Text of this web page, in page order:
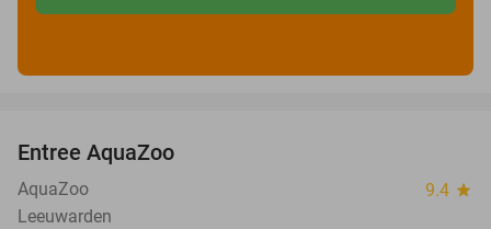
Entree AquaZoo
AquaZoo 9.4 star
Leeuwarden